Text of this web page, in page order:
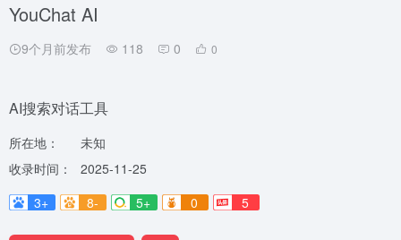
YouChat AI
9个月前发布 118 0 0
AI搜索对话工具
所在地：
未知
收录时间：
2025-11-25
3+
8- 5+ 0 5